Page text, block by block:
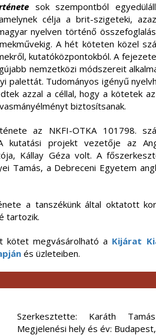
sok szempontból
célja a brit-szigeteki,
nyelven történő
A hét köteten közel
kutatóközpontokból. A
nemzetközi módszereit
palettát. Tudományos igényű
azzal a céllal, hogy a kötetek
biztosítsanak.
az NKFI-OTKA 101798.
kutatási projekt vezetője az
Kállay Géza volt. A
Tamás, a Debreceni Egyetem
a tanszékünk által oktatott
tartozik.
kötet megvásárolható a Kijárat
és üzleteiben.
Szerkesztette: Karáth
Megjelenési hely és év: